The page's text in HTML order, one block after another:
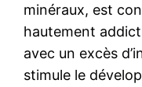
minéraux, est
hautement
avec un excès
stimule le